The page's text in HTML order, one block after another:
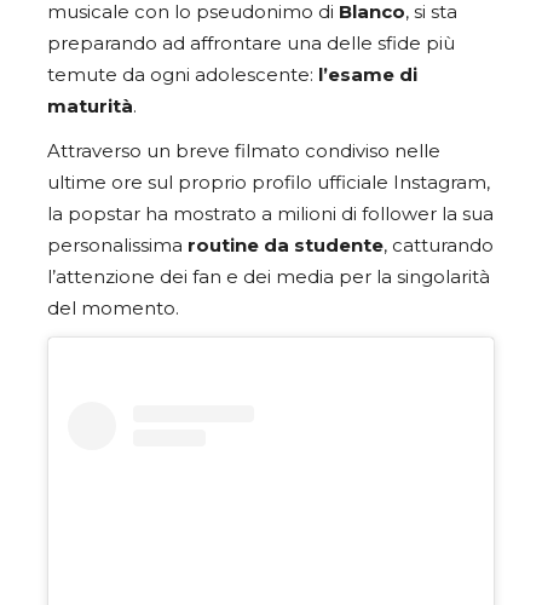
musicale con lo pseudonimo di Blanco, si sta
preparando ad affrontare una delle sfide più
temute da ogni adolescente: l’esame di
maturità.
Attraverso un breve filmato condiviso nelle
ultime ore sul proprio profilo ufficiale Instagram,
la popstar ha mostrato a milioni di follower la sua
personalissima routine da studente, catturando
l’attenzione dei fan e dei media per la singolarità
del momento.